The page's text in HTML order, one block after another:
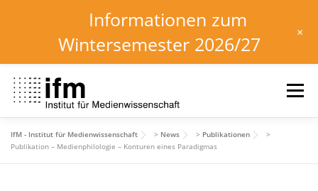
Inhalt
springen
Menü
HOME NEWS KALENDER STUDIUM
IfM - Institut für Medienwissenschaft > News > Publikationen
>
Publikation – Medienphilologie – Konturen eines Paradigmas
Informationen zum
Wintersemester 2026/27
+